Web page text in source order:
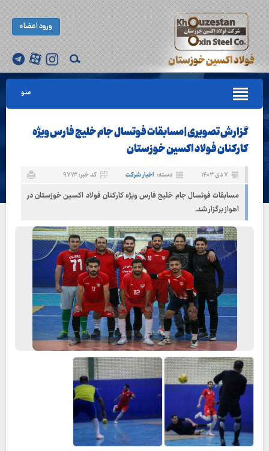
ورود اعضاء
منو
گزارش تصویری | مسابقات فوتسال جام خلیج فارس ویژه
کارکنان فولاد اکسین خوزستان
۷ دی ۱۴۰۳ دسته: اخبار شرکت کد خبر: ۹۷۱۳
مسابقات فوتسال جام خلیج فارس ویژه کارکنان فولاد اکسین خوزستان در
اهواز برگزار شد.